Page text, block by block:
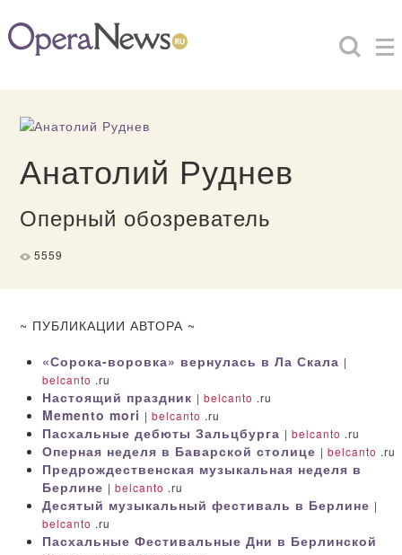
Анатолий Руднев
Оперный обозреватель
5559
~ ПУБЛИКАЦИИ АВТОРА ~
«Сорока-воровка» вернулась в Ла Скала |
belcanto .ru
Настоящий праздник | belcanto .ru
Memento mori | belcanto .ru
Пасхальные дебюты Зальцбурга | belcanto .ru
Оперная неделя в Баварской столице | belcanto .ru
Предрождественская музыкальная неделя в
Берлине | belcanto .ru
Десятый музыкальный фестиваль в Берлине |
belcanto .ru
Пасхальные Фестивальные Дни в Берлинской